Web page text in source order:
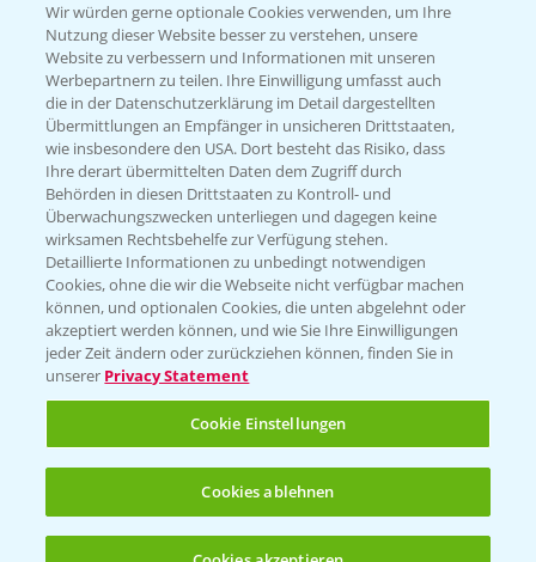
Hilfe in Notfällen
T.+49 (0)214/30-20220
Folgen Sie uns
Allgemeine Nutzungsbedingungen
Datenschutzerklärung
Impressum
Gebrauchshinweise
Wir würden gerne optionale Cookies verwenden, um Ihre
Nutzung dieser Website besser zu verstehen, unsere
Website zu verbessern und Informationen mit unseren
Werbepartnern zu teilen. Ihre Einwilligung umfasst auch
die in der Datenschutzerklärung im Detail dargestellten
Übermittlungen an Empfänger in unsicheren Drittstaaten,
wie insbesondere den USA. Dort besteht das Risiko, dass
Ihre derart übermittelten Daten dem Zugriff durch
Behörden in diesen Drittstaaten zu Kontroll- und
Überwachungszwecken unterliegen und dagegen keine
wirksamen Rechtsbehelfe zur Verfügung stehen.
Detaillierte Informationen zu unbedingt notwendigen
Cookies, ohne die wir die Webseite nicht verfügbar machen
können, und optionalen Cookies, die unten abgelehnt oder
akzeptiert werden können, und wie Sie Ihre Einwilligungen
jeder Zeit ändern oder zurückziehen können, finden Sie in
unserer Privacy Statement
Cookie Einstellungen
Cookies ablehnen